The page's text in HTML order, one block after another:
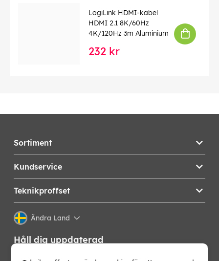
LogiLink HDMI-kabel
HDMI 2.1 8K/60Hz
4K/120Hz 3m Aluminium
232 kr
Sortiment
Kundservice
Teknikproffset
Ändra Land
Håll dig uppdaterad
Få de senaste nyheterna, hetaste erbjudandena och